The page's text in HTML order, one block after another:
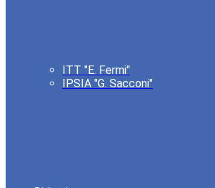
ITT "E. Fermi"
IPSIA "G. Sacconi"